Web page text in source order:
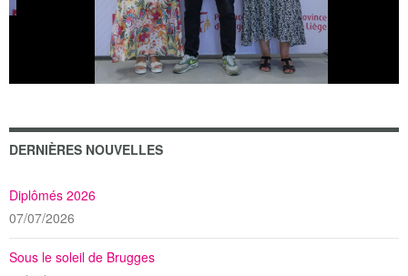
DERNIÈRES NOUVELLES
Diplômés 2026
07/07/2026
Sous le soleil de Brugges